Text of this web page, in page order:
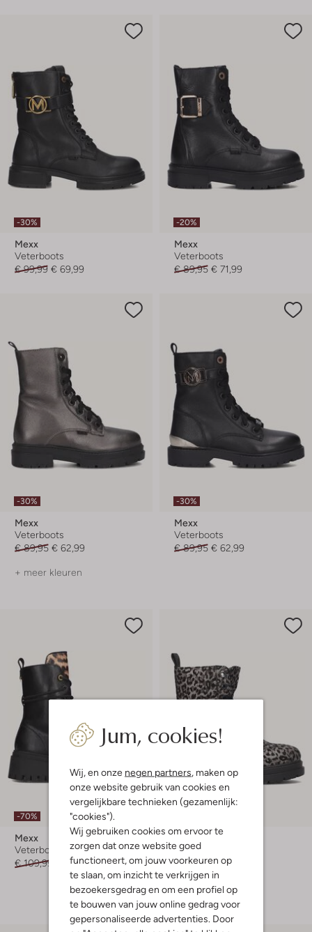
Jum, cookies!
Wij, en onze negen partners, maken op
onze website gebruik van cookies en
vergelijkbare technieken (gezamenlijk:
"cookies").
Wij gebruiken cookies om ervoor te
zorgen dat onze website goed
functioneert, om jouw voorkeuren op
te slaan, om inzicht te verkrijgen in
bezoekersgedrag en om een profiel op
te bouwen van jouw online gedrag voor
gepersonaliseerde advertenties. Door
-30%
Mexx
Veterboots
€ 99,99 € 69,99
-20%
Mexx
Veterboots
€ 89,95 € 71,99
-30%
Mexx
Veterboots
€ 89,95 € 62,99
+ meer kleuren
-30%
Mexx
Veterboots
€ 89,95 € 62,99
-70%
Mexx
Veterboots
€ 109,99
€ 32,99
Mexx
Veterboots
€ 89,95 € 62,99
+ meer kleuren